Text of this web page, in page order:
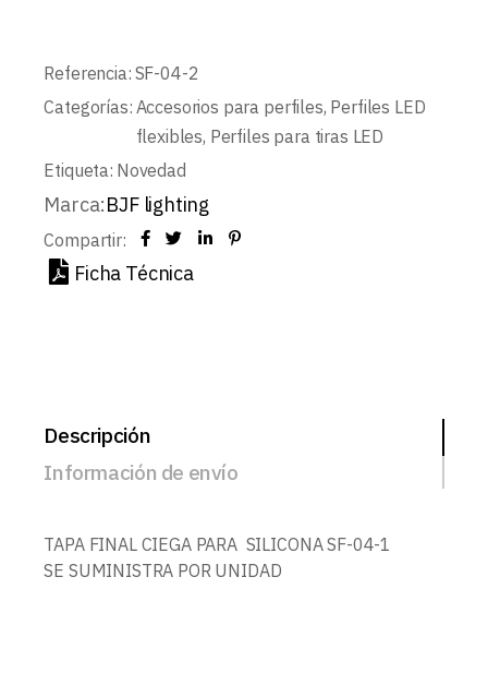
Referencia: SF-04-2
Categorías: Accesorios para perfiles, Perfiles LED
flexibles, Perfiles para tiras LED
Etiqueta: Novedad
Marca:BJF lighting
Compartir:
Ficha Técnica
Descripción
Información de envío
TAPA FINAL CIEGA PARA SILICONA SF-04-1
SE SUMINISTRA POR UNIDAD